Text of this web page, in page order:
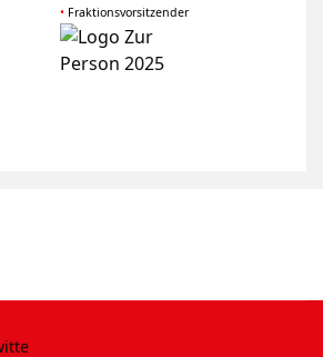
• Fraktionsvorsitzender